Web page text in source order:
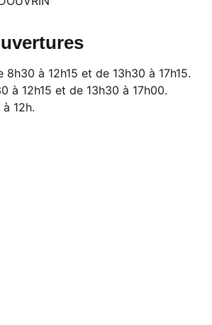
à 12h15 et de 13h30 à 17h15.
à 12h15 et de 13h30 à 17h00.
12h.